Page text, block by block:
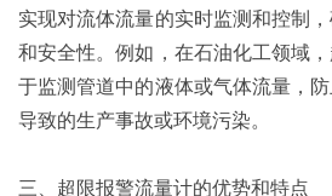
实现对流体流量的实时监测和控制
和安全性。例如，在石油化工领域
于监测管道中的液体或气体流量，
导致的生产事故或环境污染。
三、超限报警流量计的优势和特点